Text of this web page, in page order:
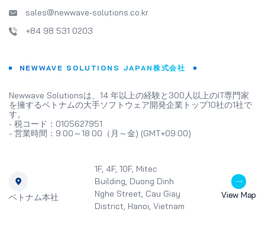
sales@newwave-solutions.co.kr
+84 98 531 0203
NEWWAVE SOLUTIONS JAPAN株式会社
Newwave Solutionsは、14 年以上の経験と300人以上のIT専門家
を擁するベトナムの大手ソフトウェア開発企業トップ10社の1社で
す。
- 税コード：0105627951
- 営業時間：9:00～18:00（月～金) (GMT+09:00)
ベトナム本社
1F, 4F, 10F, Mitec
Building, Duong Dinh
Nghe Street, Cau Giay
District, Hanoi, Vietnam
View Map